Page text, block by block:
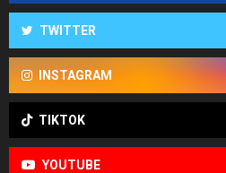
TWITTER
INSTAGRAM
TIKTOK
YOUTUBE